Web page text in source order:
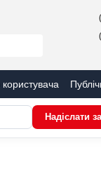
Надіслати